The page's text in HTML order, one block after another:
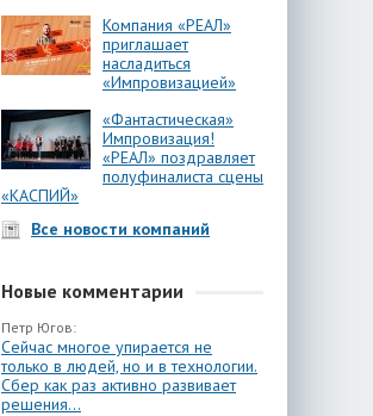
Компания «РЕАЛ»
приглашает
насладиться
«Импровизацией»
«Фантастическая»
Импровизация!
«РЕАЛ» поздравляет
полуфиналиста сцены
«КАСПИЙ»
Все новости компаний
Новые комментарии
Петр Югов:
Сейчас многое упирается не
только в людей, но и в технологии.
Сбер как раз активно развивает
решения...